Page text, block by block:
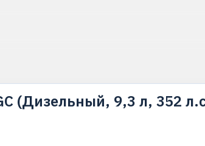
(Дизельный, 9,3 л, 352